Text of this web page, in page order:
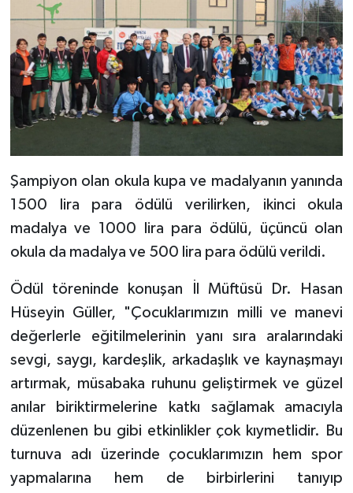
Şampiyon olan okula kupa ve madalyanın yanında
1500 lira para ödülü verilirken, ikinci okula
madalya ve 1000 lira para ödülü, üçüncü olan
okula da madalya ve 500 lira para ödülü verildi.
Ödül töreninde konuşan İl Müftüsü Dr. Hasan
Hüseyin Güller, "Çocuklarımızın milli ve manevi
değerlerle eğitilmelerinin yanı sıra aralarındaki
sevgi, saygı, kardeşlik, arkadaşlık ve kaynaşmayı
artırmak, müsabaka ruhunu geliştirmek ve güzel
anılar biriktirmelerine katkı sağlamak amacıyla
düzenlenen bu gibi etkinlikler çok kıymetlidir. Bu
turnuva adı üzerinde çocuklarımızın hem spor
yapmalarına hem de birbirlerini tanıyıp
Çankırı Müftülüğü
Çorum Müftülüğü
Denizli Müftülüğü
Diyarbakır Müftülüğü
Düzce Müftülüğü
Edirne Müftülüğü
Erzincan Müftülüğü
Erzurum Müftülüğü
Eskişehir Müftülüğü
Gaziantep Müftülüğü
Bilim, Teknoloji
Biyografiler
Diyanet TV
İhtida Haberleri
YAŞAM